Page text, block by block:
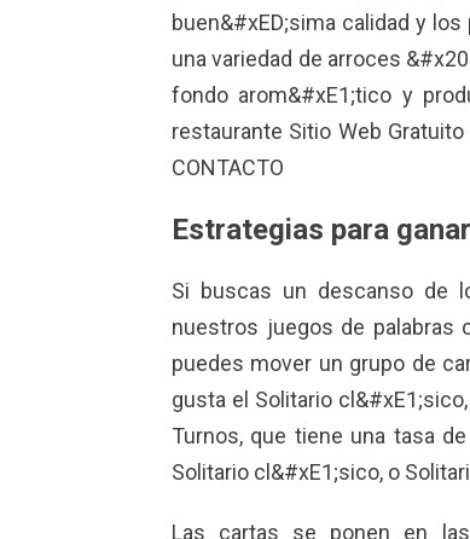
buen&#xED;sima calidad y
una variedad de arroces
fondo arom&#xE1;tico y
restaurante Sitio Web
CONTACTO
Estrategias para
Si buscas un descanso de
nuestros juegos de palabras
puedes mover un grupo de
gusta el Solitario
Turnos, que tiene una tasa
Solitario cl&#xE1;sico, o
Las cartas se ponen en